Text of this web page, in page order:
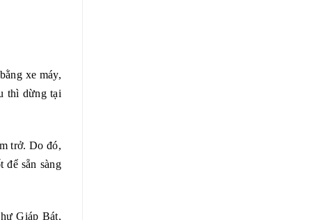
xe máy,
thì dừng tại
trở. Do đó,
để sẵn sàng
Giáp Bát,